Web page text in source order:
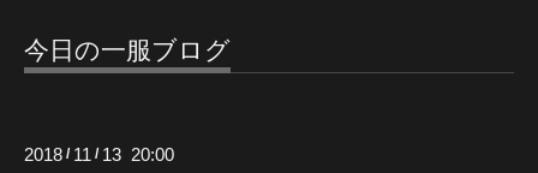
今日の一服ブログ
2018 / 11 / 13 20:00